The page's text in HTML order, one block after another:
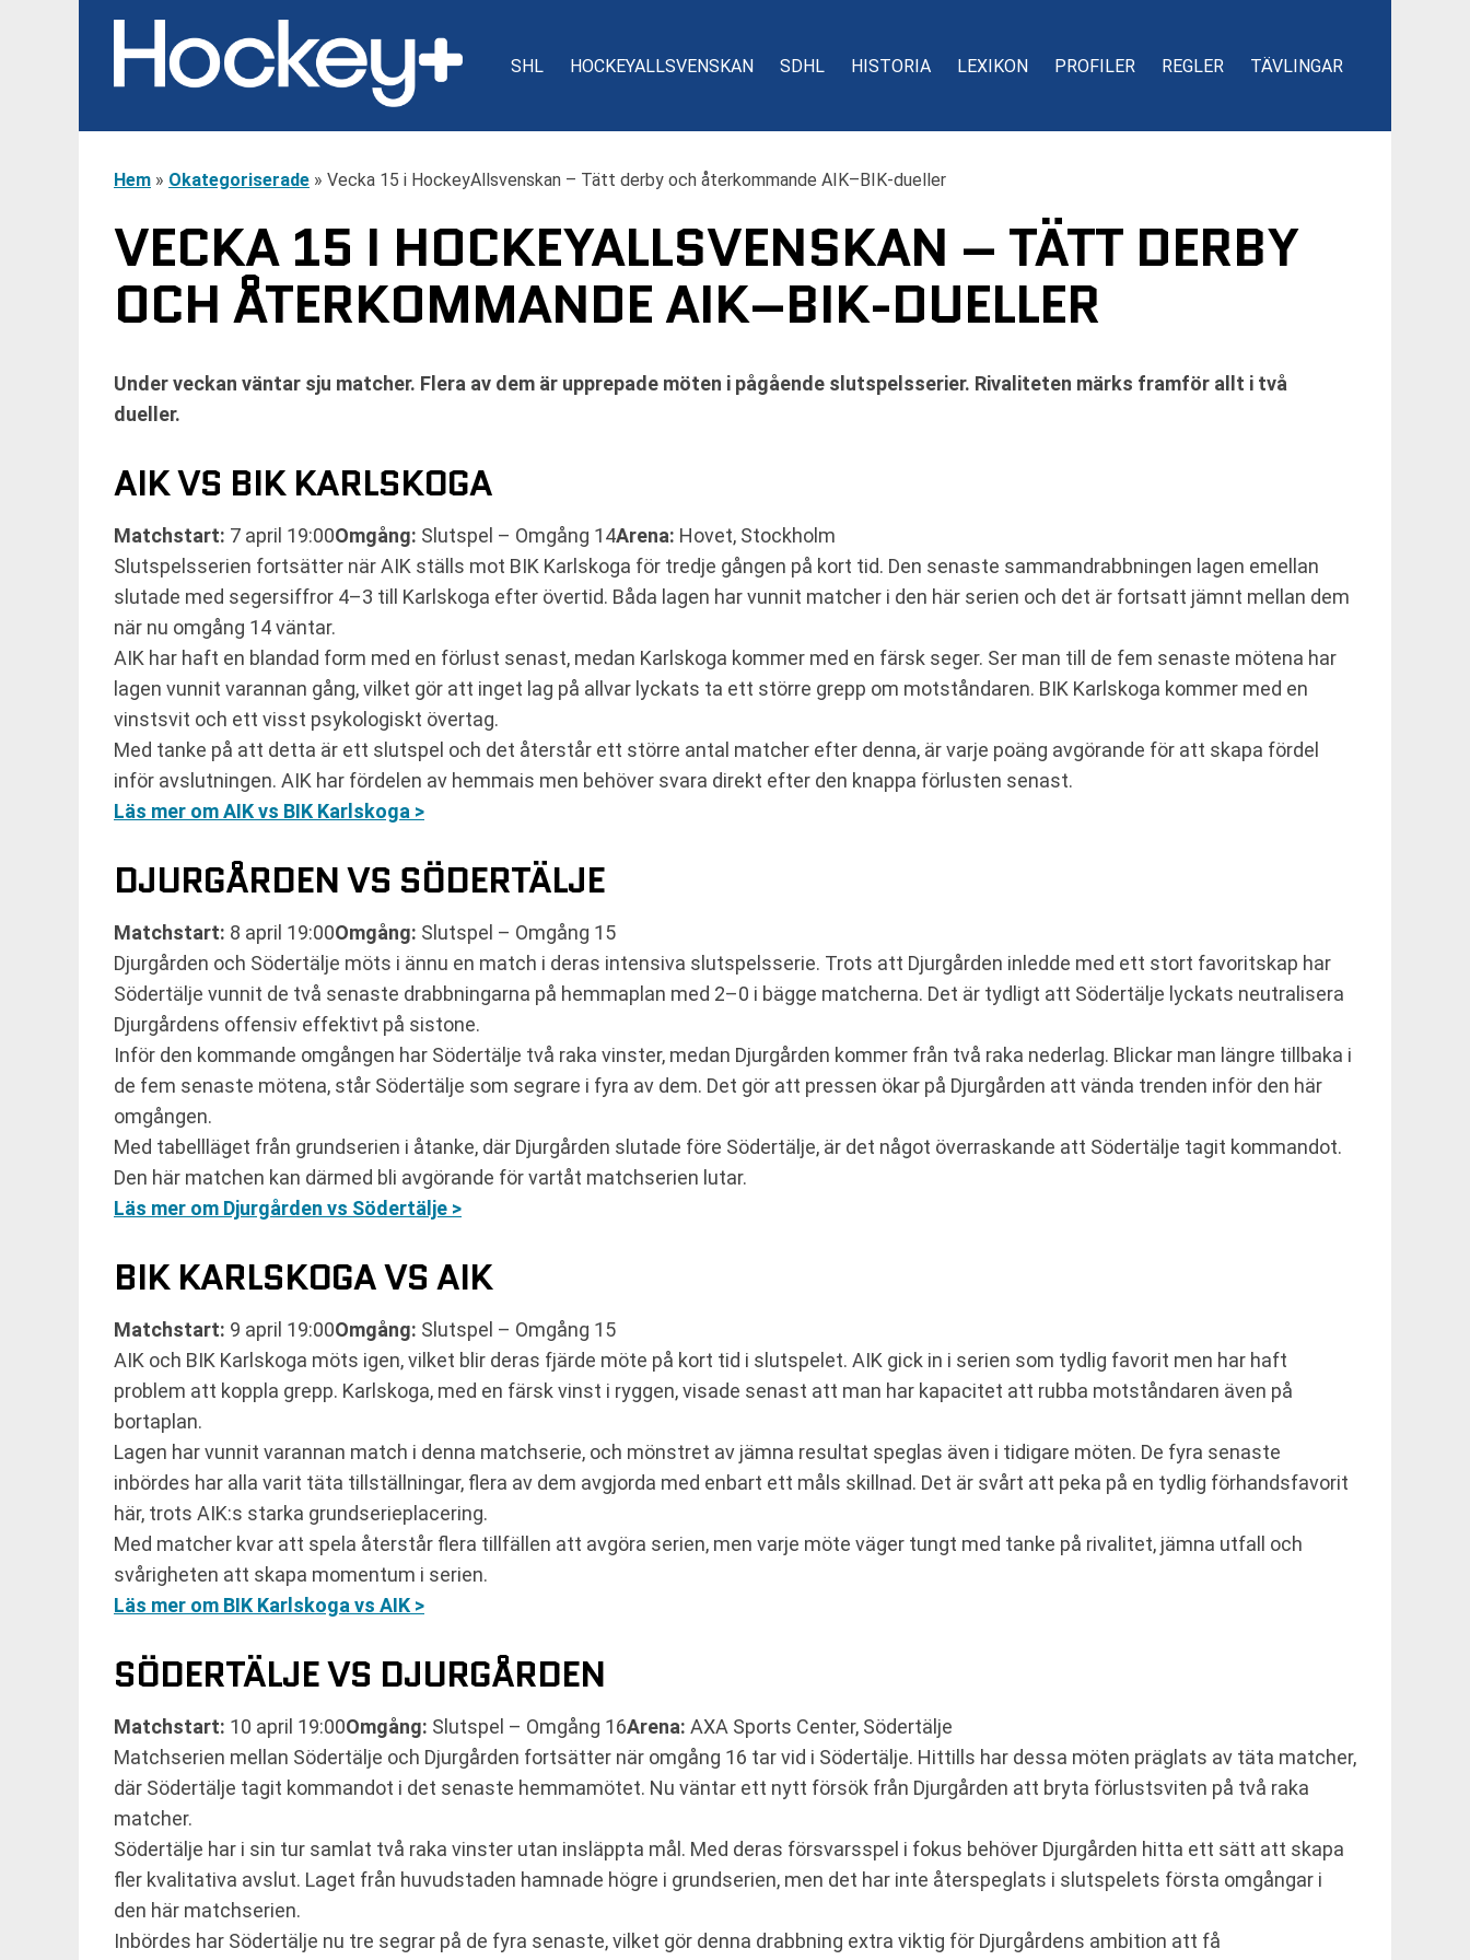
SHL HOCKEYALLSVENSKAN SDHL HISTORIA LEXIKON PROFILER REGLER TÄVLINGAR
Hem » Okategoriserade » Vecka 15 i HockeyAllsvenskan – Tätt derby och återkommande AIK–BIK-dueller
VECKA 15 I HOCKEYALLSVENSKAN – TÄTT DERBY
OCH ÅTERKOMMANDE AIK–BIK-DUELLER
Under veckan väntar sju matcher. Flera av dem är upprepade möten i pågående slutspelsserier. Rivaliteten märks framför allt i två
dueller.
AIK VS BIK KARLSKOGA
Matchstart: 7 april 19:00Omgång: Slutspel – Omgång 14Arena: Hovet, Stockholm
Slutspelsserien fortsätter när AIK ställs mot BIK Karlskoga för tredje gången på kort tid. Den senaste sammandrabbningen lagen emellan
slutade med segersiffror 4–3 till Karlskoga efter övertid. Båda lagen har vunnit matcher i den här serien och det är fortsatt jämnt mellan dem
när nu omgång 14 väntar.
AIK har haft en blandad form med en förlust senast, medan Karlskoga kommer med en färsk seger. Ser man till de fem senaste mötena har
lagen vunnit varannan gång, vilket gör att inget lag på allvar lyckats ta ett större grepp om motståndaren. BIK Karlskoga kommer med en
vinstsvit och ett visst psykologiskt övertag.
Med tanke på att detta är ett slutspel och det återstår ett större antal matcher efter denna, är varje poäng avgörande för att skapa fördel
inför avslutningen. AIK har fördelen av hemmais men behöver svara direkt efter den knappa förlusten senast.
Läs mer om AIK vs BIK Karlskoga >
DJURGÅRDEN VS SÖDERTÄLJE
Matchstart: 8 april 19:00Omgång: Slutspel – Omgång 15
Djurgården och Södertälje möts i ännu en match i deras intensiva slutspelsserie. Trots att Djurgården inledde med ett stort favoritskap har
Södertälje vunnit de två senaste drabbningarna på hemmaplan med 2–0 i bägge matcherna. Det är tydligt att Södertälje lyckats neutralisera
Djurgårdens offensiv effektivt på sistone.
Inför den kommande omgången har Södertälje två raka vinster, medan Djurgården kommer från två raka nederlag. Blickar man längre tillbaka i
de fem senaste mötena, står Södertälje som segrare i fyra av dem. Det gör att pressen ökar på Djurgården att vända trenden inför den här
omgången.
Med tabellläget från grundserien i åtanke, där Djurgården slutade före Södertälje, är det något överraskande att Södertälje tagit kommandot.
Den här matchen kan därmed bli avgörande för vartåt matchserien lutar.
Läs mer om Djurgården vs Södertälje >
BIK KARLSKOGA VS AIK
Matchstart: 9 april 19:00Omgång: Slutspel – Omgång 15
AIK och BIK Karlskoga möts igen, vilket blir deras fjärde möte på kort tid i slutspelet. AIK gick in i serien som tydlig favorit men har haft
problem att koppla grepp. Karlskoga, med en färsk vinst i ryggen, visade senast att man har kapacitet att rubba motståndaren även på
bortaplan.
Lagen har vunnit varannan match i denna matchserie, och mönstret av jämna resultat speglas även i tidigare möten. De fyra senaste
inbördes har alla varit täta tillställningar, flera av dem avgjorda med enbart ett måls skillnad. Det är svårt att peka på en tydlig förhandsfavorit
här, trots AIK:s starka grundserieplacering.
Med matcher kvar att spela återstår flera tillfällen att avgöra serien, men varje möte väger tungt med tanke på rivalitet, jämna utfall och
svårigheten att skapa momentum i serien.
Läs mer om BIK Karlskoga vs AIK >
SÖDERTÄLJE VS DJURGÅRDEN
Matchstart: 10 april 19:00Omgång: Slutspel – Omgång 16Arena: AXA Sports Center, Södertälje
Matchserien mellan Södertälje och Djurgården fortsätter när omgång 16 tar vid i Södertälje. Hittills har dessa möten präglats av täta matcher,
där Södertälje tagit kommandot i det senaste hemmamötet. Nu väntar ett nytt försök från Djurgården att bryta förlustsviten på två raka
matcher.
Södertälje har i sin tur samlat två raka vinster utan insläppta mål. Med deras försvarsspel i fokus behöver Djurgården hitta ett sätt att skapa
fler kvalitativa avslut. Laget från huvudstaden hamnade högre i grundserien, men det har inte återspeglats i slutspelets första omgångar i
den här matchserien.
Inbördes har Södertälje nu tre segrar på de fyra senaste, vilket gör denna drabbning extra viktig för Djurgårdens ambition att få